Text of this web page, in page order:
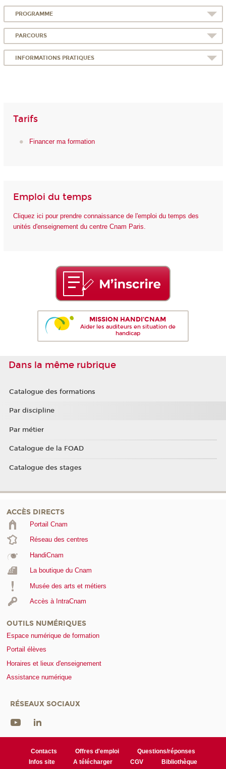
PROGRAMME
PARCOURS
INFORMATIONS PRATIQUES
Tarifs
Financer ma formation
Emploi du temps
Cliquez ici pour prendre connaissance de l'emploi du temps des
unités d'enseignement du centre Cnam Paris.
MISSION HANDI'CNAM
Aider les auditeurs en situation de
handicap
Dans la même rubrique
Catalogue des formations
Par discipline
Par métier
Catalogue de la FOAD
Catalogue des stages
ACCÈS DIRECTS
Portail Cnam
Réseau des centres
HandiCnam
La boutique du Cnam
Musée des arts et métiers
Accès à IntraCnam
OUTILS NUMÉRIQUES
Espace numérique de formation
Portail élèves
Horaires et lieux d'enseignement
Assistance numérique
RÉSEAUX SOCIAUX
Contacts Offres d'emploi
Questions/réponses
Infos site
A télécharger CGV
Bibliothèque